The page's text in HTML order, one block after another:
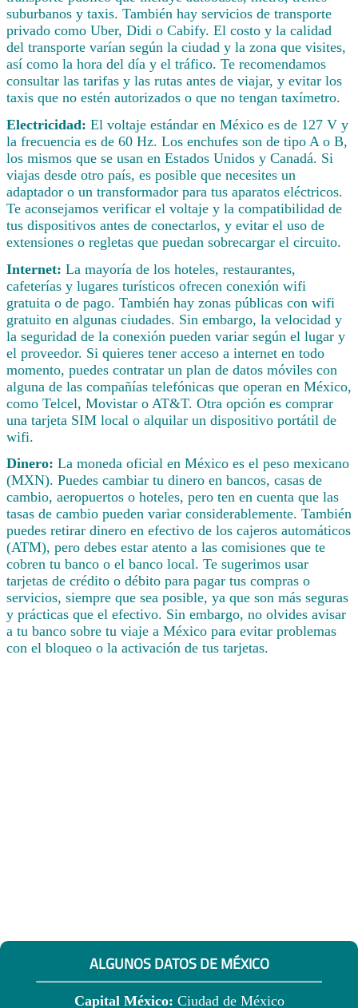
suburbanos y taxis. También hay servicios de transporte
privado como Uber, Didi o Cabify. El costo y la calidad
del transporte varían según la ciudad y la zona que visites,
así como la hora del día y el tráfico. Te recomendamos
consultar las tarifas y las rutas antes de viajar, y evitar los
taxis que no estén autorizados o que no tengan taxímetro.
Electricidad: El voltaje estándar en México es de 127 V y
la frecuencia es de 60 Hz. Los enchufes son de tipo A o B,
los mismos que se usan en Estados Unidos y Canadá. Si
viajas desde otro país, es posible que necesites un
adaptador o un transformador para tus aparatos eléctricos.
Te aconsejamos verificar el voltaje y la compatibilidad de
tus dispositivos antes de conectarlos, y evitar el uso de
extensiones o regletas que puedan sobrecargar el circuito.
Internet: La mayoría de los hoteles, restaurantes,
cafeterías y lugares turísticos ofrecen conexión wifi
gratuita o de pago. También hay zonas públicas con wifi
gratuito en algunas ciudades. Sin embargo, la velocidad y
la seguridad de la conexión pueden variar según el lugar y
el proveedor. Si quieres tener acceso a internet en todo
momento, puedes contratar un plan de datos móviles con
alguna de las compañías telefónicas que operan en México,
como Telcel, Movistar o AT&T. Otra opción es comprar
una tarjeta SIM local o alquilar un dispositivo portátil de
wifi.
Dinero: La moneda oficial en México es el peso mexicano
(MXN). Puedes cambiar tu dinero en bancos, casas de
cambio, aeropuertos o hoteles, pero ten en cuenta que las
tasas de cambio pueden variar considerablemente. También
puedes retirar dinero en efectivo de los cajeros automáticos
(ATM), pero debes estar atento a las comisiones que te
cobren tu banco o el banco local. Te sugerimos usar
tarjetas de crédito o débito para pagar tus compras o
servicios, siempre que sea posible, ya que son más seguras
y prácticas que el efectivo. Sin embargo, no olvides avisar
a tu banco sobre tu viaje a México para evitar problemas
con el bloqueo o la activación de tus tarjetas.
ALGUNOS DATOS DE MÉXICO
Capital México: Ciudad de México